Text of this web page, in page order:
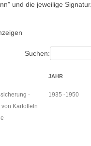
und die jeweilige Signatur.
Suchen:
JAHR
-
Kartoffeln
1935 -1950